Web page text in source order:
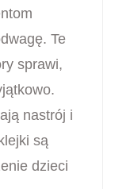
Te
sprawi,
nastrój i
są
dzieci